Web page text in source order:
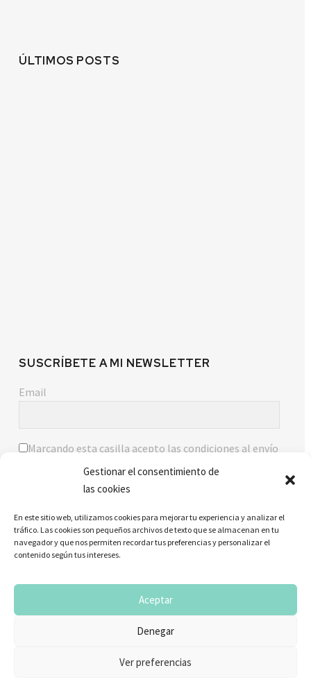
Gestionar el consentimiento de
las cookies
En este sitio web, utilizamos cookies para mejorar tu experiencia y analizar el
tráfico. Las cookies son pequeños archivos de texto que se almacenan en tu
navegador y que nos permiten recordar tus preferencias y personalizar el
contenido según tus intereses.
Aceptar
Denegar
Ver preferencias
ÚLTIMOS POSTS
SUSCRÍBETE A MI NEWSLETTER
Email
Marcando esta casilla acepto las condiciones al envío
de comunicados. Puedes ver la
política de privacidad
© Copyright 2025 The Imaginery –
COOKIES|CONDICIONES